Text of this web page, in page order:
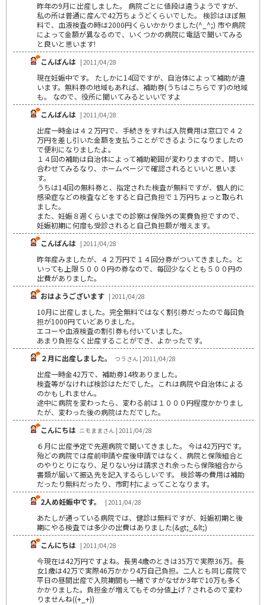
昨年の9月に出産しました。 病院ごとに値段は違うようですが、
私の所は普通に産んで42万ちょうどくらいでした。 検診はほぼ無
料で、血液検査の時は2000円くらいかかりました(^_^;) 市や病院
によって金額が異なるので、いくつかの病院に電話で聞いてみる
と良いと思います!
こんばんは | 2011/04/28
現在妊娠中です。 たしかに14回ですが、自治体によって補助が違
います。無料券の地域もあれば、補助券(うちはこちらです)の地域
も。 なので、役所に聞いてみるといいですよ
こんばんは | 2011/04/28
出産一時金は４２万円で、手続きをすれば入院費用は窓口で４２
万円を差し引いた金額を支払うことができるようになりましたの
で便利になりましたよ。
１４回の補助は自治体によって補助範囲が変わりますので、問い
合わせてみるなり、ホームページで確認されるといいと思いま
す。
うちは14回の無料券と、指定された検査が無料ですが、個人的に
感染症などの検査などをすると自己負担で１万円ちょっと取られ
ました。
また、妊娠８週くらいまでの診察は保険外の実費負担ですので、
妊娠初期に何度も受診されると自己負担額が増えます。
こんばんは | 2011/04/28
昨年産みましたが、４２万円で１４回分券がついてきました。と
いっても上限５０００円の券なので、毎回少なくとも５００円の
出費がありました。
おはようございます | 2011/04/28
10月に出産しました。完全無料ではなく割引券だったので毎回負
担が1000円ていどありました。
エコーや血液検査の割引券も付いていました。
あまり負担なく出産することができ、よかったです。
２月に出産しました。
つうさん | 2011/04/28
出産一時金42万で、補助券14枚ありました。
検査等がなければ検診はただでした。これは病院や自治体による
のかもしれません。
途中に病院を変わったら、変わる前は１０００円程度かかりまし
たが、変わった後の病院はただでした。
こんにちは ニモままさん | 2011/04/28
６月に出産予定で先週病院で聞いてきました。 今は42万円です。
殆どの病院では産前申請や産後申請ではなく、病院と保険組合と
のやりとりになり、足りない分は請求され余ったら保険組合から
書類が届いて振込先を記入するらしいです。 検診等の費用は補助
だったり無料だったり、市町村によってことなります。
2人め妊娠中です。
| 2011/04/28
あたしが通っている病院では、健診は無料ですが、妊娠初期と後
期にやる検査では多少の出費はありました(&gt;_&lt;)
こんにちは | 2011/04/28
今現在は42万円ですよね。長男4歳のときは35万で実際36万。長
女1歳は42万で実際46万かかり4万自己負担。二人とも同じ産院で
平日の昼間出産で入院期間も一緒ですがなぜか3年で10万も多く
かかりました。負担金が増えてもその分値上げ？されるので変わ
りませんね((+_+))